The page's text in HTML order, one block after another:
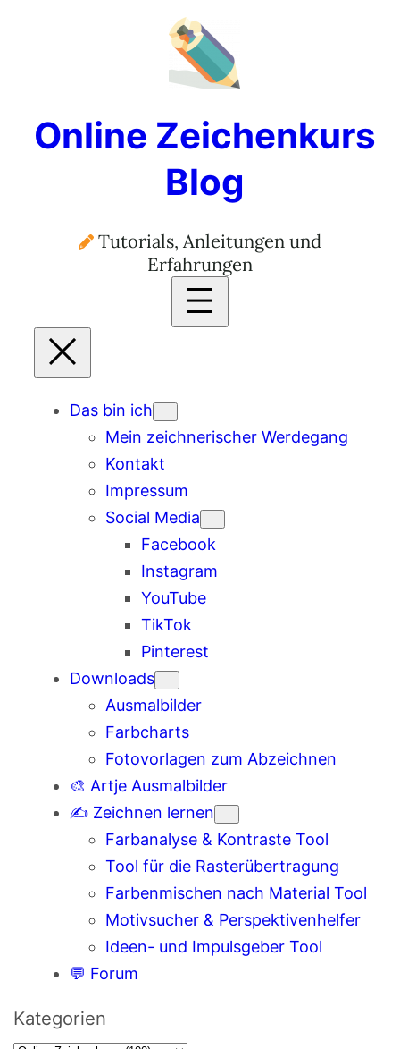
Online Zeichenkurs
Blog
Tutorials, Anleitungen und
Erfahrungen
Das bin ich
Mein zeichnerischer Werdegang
Kontakt
Impressum
Social Media
Facebook
Instagram
YouTube
TikTok
Pinterest
Downloads
Ausmalbilder
Farbcharts
Fotovorlagen zum Abzeichnen
🎨 Artje Ausmalbilder
✍️ Zeichnen lernen
Farbanalyse & Kontraste Tool
Tool für die Rasterübertragung
Farbenmischen nach Material Tool
Motivsucher & Perspektivenhelfer
Ideen- und Impulsgeber Tool
💬 Forum
Kategorien